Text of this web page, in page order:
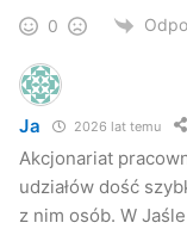
0
Ja 2026 lat temu
Akcjonariat
udziałów dość
z nim osób. W